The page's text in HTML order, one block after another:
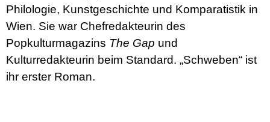
Philologie, Kunstgeschichte und Komparatistik in
Wien. Sie war Chefredakteurin des
Popkulturmagazins The Gap und
Kulturredakteurin beim Standard. „Schweben“ ist
ihr erster Roman.